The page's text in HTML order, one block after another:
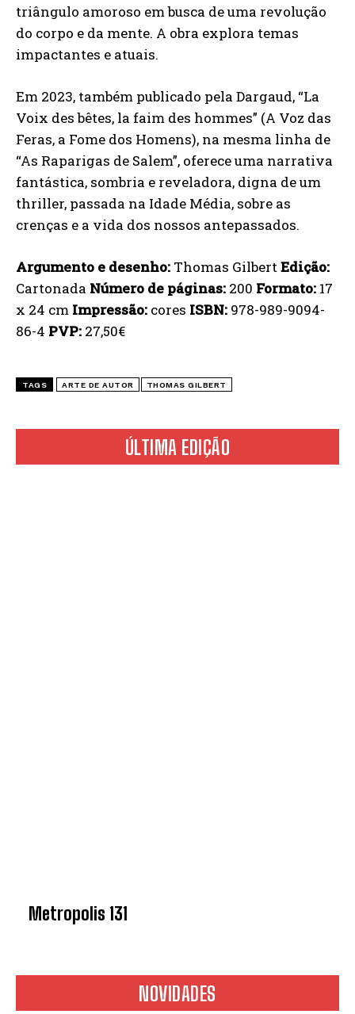
ÚLTIMA EDIÇÃO
Metropolis 131
NOVIDADES
triângulo amoroso em busca de uma revolução
do corpo e da mente. A obra explora temas
impactantes e atuais.
Em 2023, também publicado pela Dargaud, “La
Voix des bêtes, la faim des hommes” (A Voz das
Feras, a Fome dos Homens), na mesma linha de
“As Raparigas de Salem”, oferece uma narrativa
fantástica, sombria e reveladora, digna de um
thriller, passada na Idade Média, sobre as
crenças e a vida dos nossos antepassados.
Argumento e desenho: Thomas GilbertEdição:
Cartonada Número de páginas: 200 Formato: 17
x 24 cm Impressão: cores ISBN: 978-989-9094-
86-4 PVP: 27,50€
TAGS ARTE DE AUTOR THOMAS GILBERT